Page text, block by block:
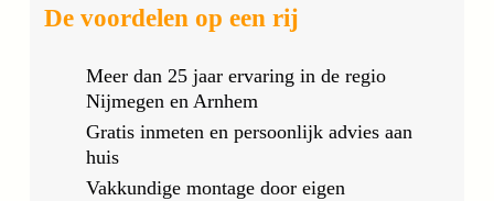
De voordelen op een rij
Meer dan 25 jaar ervaring in de regio
Nijmegen en Arnhem
Gratis inmeten en persoonlijk advies aan
huis
Vakkundige montage door eigen